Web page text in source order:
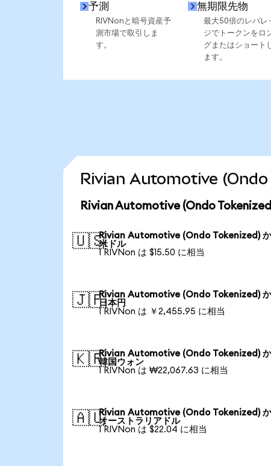
予測
RIVNonと暗号資産予
測市場で取引しま
す。
無期限先物
最大50倍のレバレ
ジでトークンをロ
グまたはショート
ます。
Rivian Automotive (Ondo
Rivian Automotive (Ondo
🇺🇸Rivian Automotive (Ondo Tokenized)
米ドル
1 RIVNon は $15.50 に相当
🇯🇵Rivian Automotive (Ondo Tokenized)
日本円
1 RIVNon は ￥2,455.95 に相当
🇰🇷Rivian Automotive (Ondo Tokenized)
韓国ウォン
1 RIVNon は ₩22,067.63 に相当
🇦🇺Rivian Automotive (Ondo Tokenized)
オーストラリアドル
1 RIVNon は $22.04 に相当